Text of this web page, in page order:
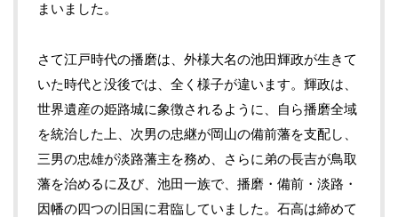
まいました。
さて江戸時代の播磨は、外様大名の池田輝政が生きて
いた時代と没後では、全く様子が違います。輝政は、
世界遺産の姫路城に象徴されるように、自ら播磨全域
を統治した上、次男の忠継が岡山の備前藩を支配し、
三男の忠雄が淡路藩主を務め、さらに弟の長吉が鳥取
藩を治めるに及び、池田一族で、播磨・備前・淡路・
因幡の四つの旧国に君臨していました。石高は締めて